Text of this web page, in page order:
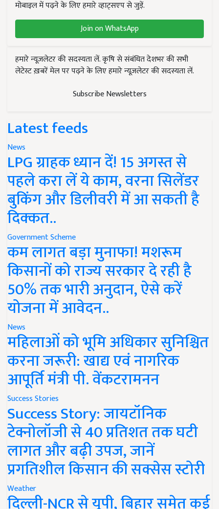
मोबाइल में पढ़ने के लिए हमारे व्हाट्सएप से जुड़ें.
Join on WhatsApp
हमारे न्यूज़लेटर की सदस्यता लें. कृषि से संबंधित देशभर की सभी
लेटेस्ट ख़बरें मेल पर पढ़ने के लिए हमारे न्यूज़लेटर की सदस्यता लें.
Subscribe Newsletters
Latest feeds
News
LPG ग्राहक ध्यान दें! 15 अगस्त से
पहले करा लें ये काम, वरना सिलेंडर
बुकिंग और डिलीवरी में आ सकती है
दिक्कत..
Government Scheme
कम लागत बड़ा मुनाफा! मशरूम
किसानों को राज्य सरकार दे रही है
50% तक भारी अनुदान, ऐसे करें
योजना में आवेदन..
News
महिलाओं को भूमि अधिकार सुनिश्चित
करना जरूरी: खाद्य एवं नागरिक
आपूर्ति मंत्री पी. वेंकटरामनन
Success Stories
Success Story: जायटॉनिक
टेक्नोलॉजी से 40 प्रतिशत तक घटी
लागत और बढ़ी उपज, जानें
प्रगतिशील किसान की सक्सेस स्टोरी
Weather